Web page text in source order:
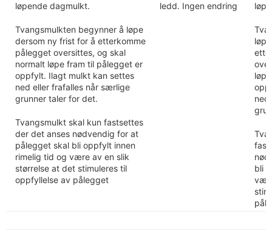
løpende dagmulkt.
Tvangsmulkten begynner å løpe
dersom ny frist for å etterkomme
pålegget oversittes, og skal
normalt løpe fram til pålegget er
oppfylt. Ilagt mulkt kan settes
ned eller frafalles når særlige
grunner taler for det.
Tvangsmulkt skal kun fastsettes
der det anses nødvendig for at
pålegget skal bli oppfylt innen
rimelig tid og være av en slik
størrelse at det stimuleres til
oppfyllelse av pålegget
ledd. Ingen endring
ned
bli